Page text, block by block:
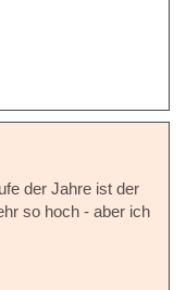
der Jahre ist der
so hoch - aber ich